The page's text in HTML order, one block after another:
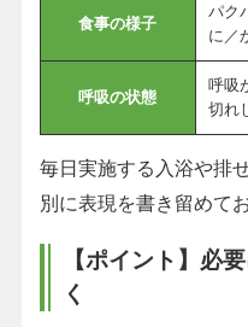
食事の様子
パク
に／
呼吸の状態
呼吸
切れ
毎日実施する入浴や排
別に表現を書き留めて
【ポイント】必
く